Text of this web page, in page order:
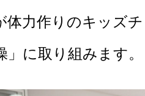
体力作りのキッズ
」に取り組みます。